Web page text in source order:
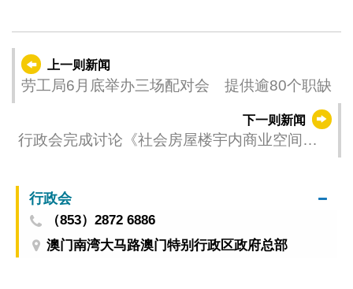
上一则新闻
劳工局6月底举办三场配对会 提供逾80个职缺
下一则新闻
行政会完成讨论《社会房屋楼宇内商业空间的
行政会
（853）2872 6886
澳门南湾大马路澳门特别行政区政府总部